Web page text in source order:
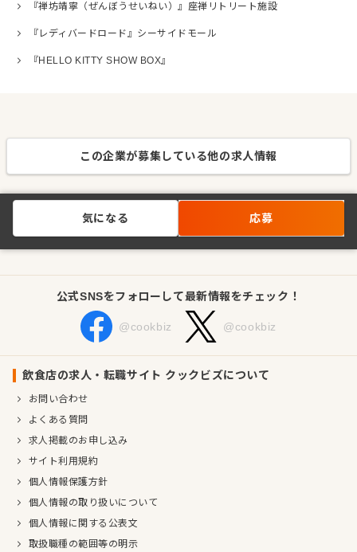
『禅坊靖寧（ぜんぼうせいねい）』座禅リトリート施設
『レディバードロード』シーサイドモール
『HELLO KITTY SHOW BOX』
この企業が募集している他の求人情報
気になる 応募
公式SNSをフォローして最新情報をチェック！
@cookbiz @cookbiz
飲食店の求人・転職サイト クックビズについて
お問い合わせ
よくある質問
求人掲載のお申し込み
サイト利用規約
個人情報保護方針
個人情報の取り扱いについて
個人情報に関する公表文
取扱職種の範囲等の明示